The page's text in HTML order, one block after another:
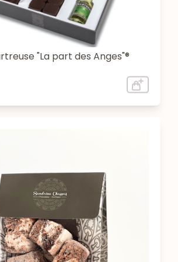
"La part des Anges"®